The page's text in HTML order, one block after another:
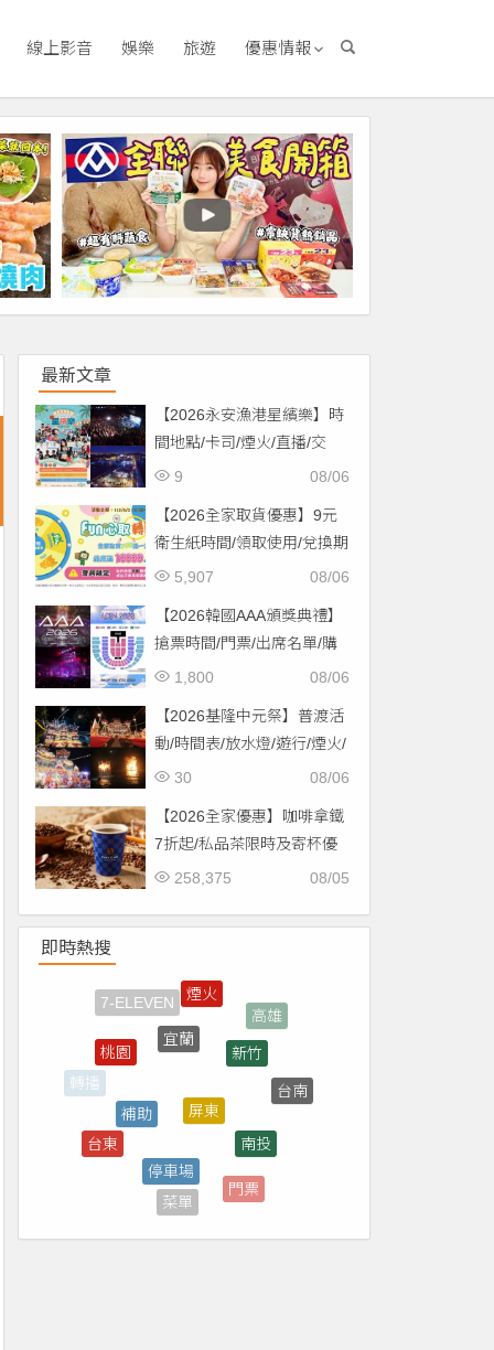
線上影音 娛樂 旅遊 優惠情報
最新文章
【2026永安漁港星繽樂】時
間地點/卡司/煙火/直播/交
通，免費入場！
08/06
9
【2026全家取貨優惠】9元
衛生紙時間/領取使用/兌換期
限一次看！
08/06
5,907
【2026韓國AAA頒獎典禮】
搶票時間/門票/出席名單/購
票一次看！
08/06
1,800
【2026基隆中元祭】普渡活
動/時間表/放水燈/遊行/煙火/
交通一次看！
08/06
30
【2026全家優惠】咖啡拿鐵
7折起/私品茶限時及寄杯優
惠！價格/菜單一起看
08/05
258,375
即時熱搜
轉播
宜蘭
新竹
買一送一
台中
花蓮
補助
屏東
門票
菜單
停車場